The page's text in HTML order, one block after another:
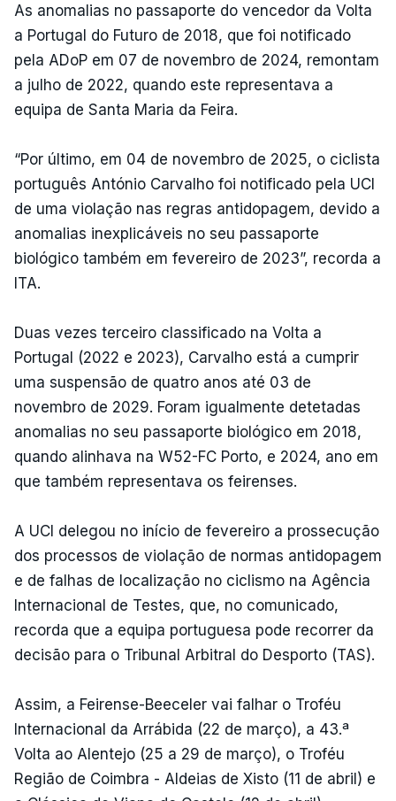
As anomalias no passaporte do vencedor da Volta
a Portugal do Futuro de 2018, que foi notificado
pela ADoP em 07 de novembro de 2024, remontam
a julho de 2022, quando este representava a
equipa de Santa Maria da Feira.
“Por último, em 04 de novembro de 2025, o ciclista
português António Carvalho foi notificado pela UCI
de uma violação nas regras antidopagem, devido a
anomalias inexplicáveis no seu passaporte
biológico também em fevereiro de 2023”, recorda a
ITA.
Duas vezes terceiro classificado na Volta a
Portugal (2022 e 2023), Carvalho está a cumprir
uma suspensão de quatro anos até 03 de
novembro de 2029. Foram igualmente detetadas
anomalias no seu passaporte biológico em 2018,
quando alinhava na W52-FC Porto, e 2024, ano em
que também representava os feirenses.
A UCI delegou no início de fevereiro a prossecução
dos processos de violação de normas antidopagem
e de falhas de localização no ciclismo na Agência
Internacional de Testes, que, no comunicado,
recorda que a equipa portuguesa pode recorrer da
decisão para o Tribunal Arbitral do Desporto (TAS).
Assim, a Feirense-Beeceler vai falhar o Troféu
Internacional da Arrábida (22 de março), a 43.ª
Volta ao Alentejo (25 a 29 de março), o Troféu
Região de Coimbra - Aldeias de Xisto (11 de abril) e